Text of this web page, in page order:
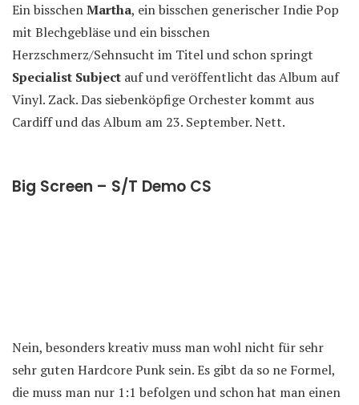
Ein bisschenMartha, ein bisschen generischer Indie Pop
mit Blechgebläse und ein bisschen
Herzschmerz/Sehnsucht im Titel und schon springt
Specialist Subject auf und veröffentlicht das Album auf
Vinyl. Zack. Das siebenköpfige Orchester kommt aus
Cardiff und das Album am 23. September. Nett.
Big Screen – S/T Demo CS
Nein, besonders kreativ muss man wohl nicht für sehr
sehr guten Hardcore Punk sein. Es gibt da so ne Formel,
die muss man nur 1:1 befolgen und schon hat man einen